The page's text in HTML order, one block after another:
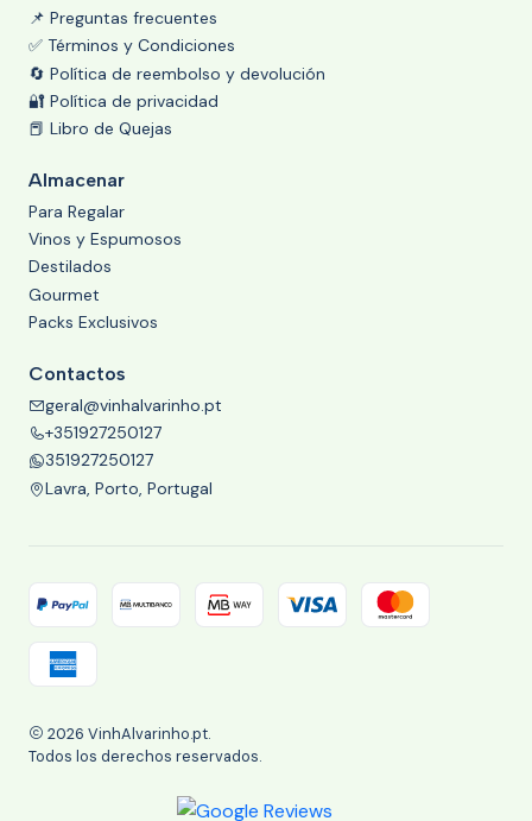
📌 Preguntas frecuentes
✅ Términos y Condiciones
🔄 Política de reembolso y devolución
🔐 Política de privacidad
📕 Libro de Quejas
Almacenar
Para Regalar
Vinos y Espumosos
Destilados
Gourmet
Packs Exclusivos
Contactos
geral@vinhalvarinho.pt
+351927250127
351927250127
Lavra, Porto, Portugal
2026 VinhAlvarinho.pt.
Todos los derechos reservados.